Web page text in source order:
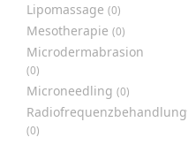
Lipomassage (0)
Mesotherapie (0)
Microdermabrasion
(0)
Microneedling (0)
Radiofrequenzbehandlung
(0)